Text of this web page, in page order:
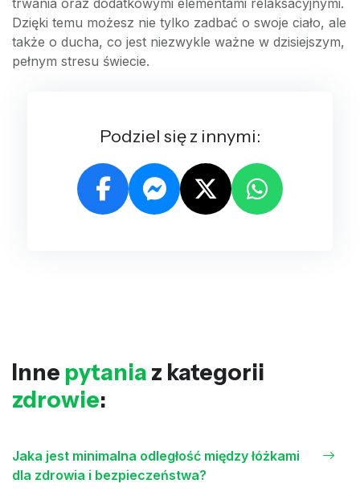
trwania oraz dodatkowymi elementami relaksacyjnymi.
Dzięki temu możesz nie tylko zadbać o swoje ciało, ale
także o ducha, co jest niezwykle ważne w dzisiejszym,
pełnym stresu świecie.
Podziel się z innymi:
Inne pytania z kategorii
zdrowie:
Jaka jest minimalna odległość między łóżkami
dla zdrowia i bezpieczeństwa?